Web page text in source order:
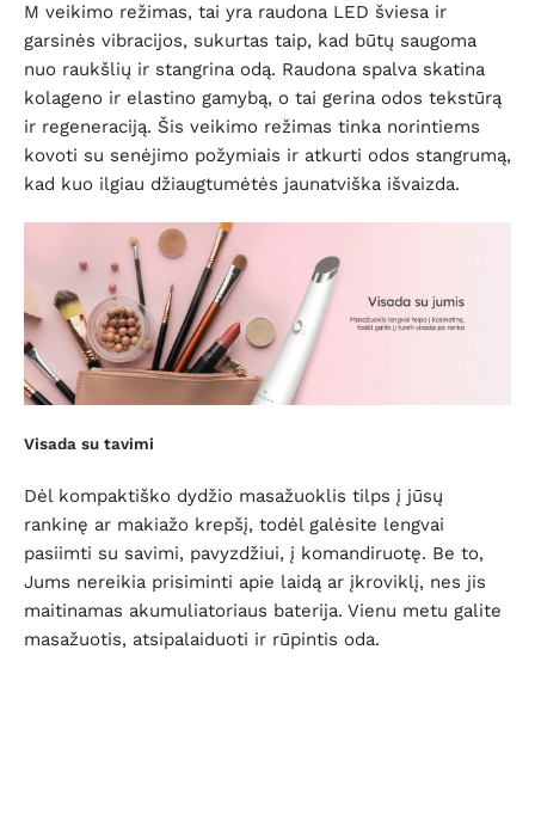
M veikimo režimas, tai yra raudona LED šviesa ir
garsinės vibracijos, sukurtas taip, kad būtų saugoma
nuo raukšlių ir stangrina odą. Raudona spalva skatina
kolageno ir elastino gamybą, o tai gerina odos tekstūrą
ir regeneraciją. Šis veikimo režimas tinka norintiems
kovoti su senėjimo požymiais ir atkurti odos stangrumą,
kad kuo ilgiau džiaugtumėtės jaunatviška išvaizda.
Visada su tavimi
Dėl kompaktiško dydžio masažuoklis tilps į jūsų
rankinę ar makiažo krepšį, todėl galėsite lengvai
pasiimti su savimi, pavyzdžiui, į komandiruotę. Be to,
Jums nereikia prisiminti apie laidą ar įkroviklį, nes jis
maitinamas akumuliatoriaus baterija. Vienu metu galite
masažuotis, atsipalaiduoti ir rūpintis oda.